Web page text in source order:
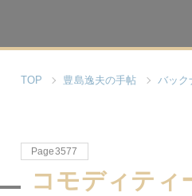
TOP 豊島逸夫の手帖 バック
Page3577
コモディティ